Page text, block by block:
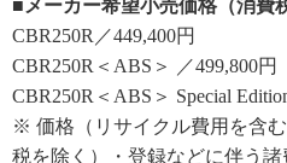
■メーカー希望小売価格（消費
CBR250R／449,400円
CBR250R＜ABS＞ ／499,800円
CBR250R＜ABS＞ Special
※ 価格（リサイクル費用を含
税を除く）・登録などに伴う